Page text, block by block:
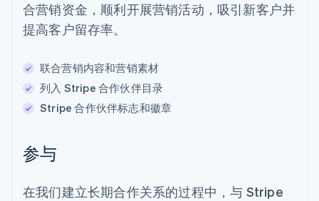
合营销资金，顺利开展营销活动，吸引新客户并
提高客户留存率。
联合营销内容和营销素材
列入 Stripe 合作伙伴目录
Stripe 合作伙伴标志和徽章
参与
在我们建立长期合作关系的过程中，与 Stripe